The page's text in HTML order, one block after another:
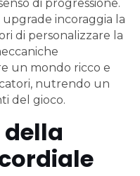
di progressione.
incoraggia la
di personalizzare la
un mondo ricco e
nutrendo un
del gioco.
della